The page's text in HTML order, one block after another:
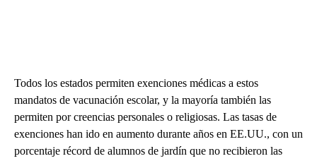
Todos los estados permiten exenciones médicas a estos
mandatos de vacunación escolar, y la mayoría también las
permiten por creencias personales o religiosas. Las tasas de
exenciones han ido en aumento durante años en EE.UU., con un
porcentaje récord de alumnos de jardín que no recibieron las